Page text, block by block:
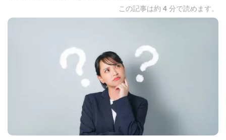
この記事は約 4 分で読めます。